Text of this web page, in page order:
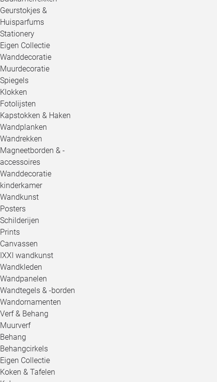
Geurstokjes &
Huisparfums
Stationery
Eigen Collectie
Wanddecoratie
Muurdecoratie
Spiegels
Klokken
Fotolijsten
Kapstokken & Haken
Wandplanken
Wandrekken
Magneetborden & -
accessoires
Wanddecoratie
kinderkamer
Wandkunst
Posters
Schilderijen
Prints
Canvassen
IXXI wandkunst
Wandkleden
Wandpanelen
Wandtegels & -borden
Wandornamenten
Verf & Behang
Muurverf
Behang
Behangcirkels
Eigen Collectie
Koken & Tafelen